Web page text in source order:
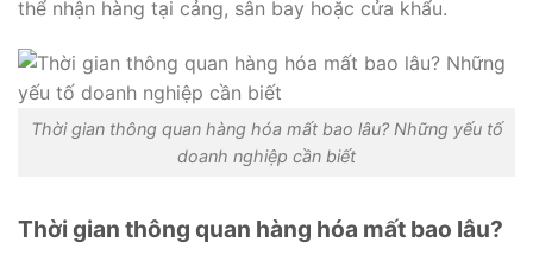
thể nhận hàng tại cảng, sân bay hoặc cửa khẩu.
Thời gian thông quan hàng hóa mất bao lâu? Những yếu tố
doanh nghiệp cần biết
Thời gian thông quan hàng hóa mất bao lâu?